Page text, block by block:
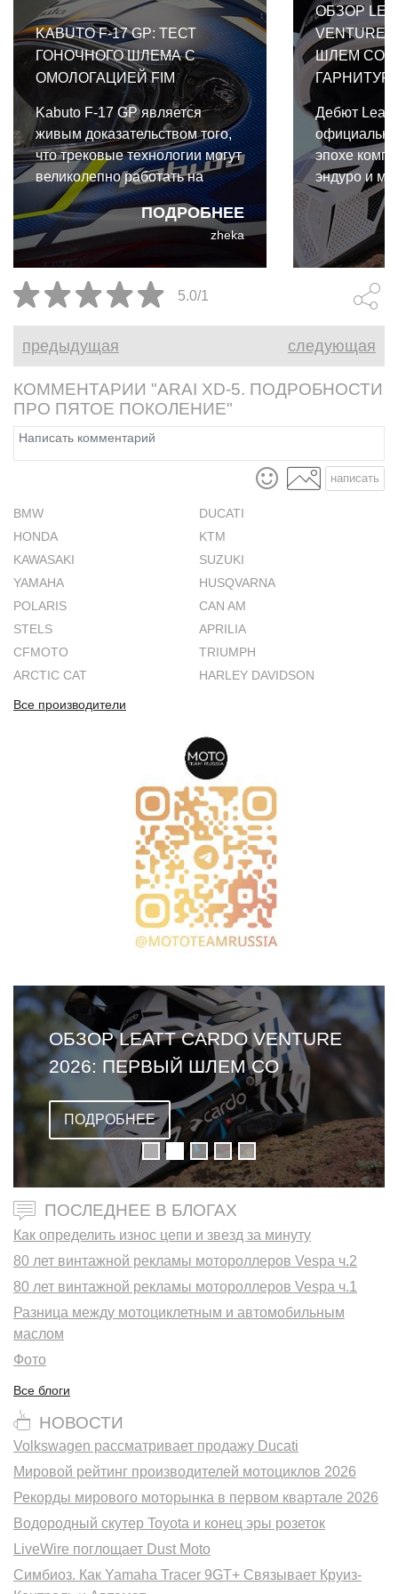
KABUTO F-17 GP: ТЕСТ
ГОНОЧНОГО ШЛЕМА С
ОМОЛОГАЦИЕЙ FIM
ПОДРОБНЕЕ
Kabuto F-17 GP является
живым доказательством того,
что трековые технологии могут
великолепно работать на
улице. И даже для такого
райдера выходного дня, как я,
преимущества Kabuto F-17 GP
абсолютно реальны и
неоспоримы.
zheka
ОБЗОР
VENTURE
ШЛЕМ СО
Дебют Leatt
эпохе
эндуро и
Cardo и
собой
бездорожья.
5.0/1
предыдущая следующая
КОММЕНТАРИИ "ARAI XD-5. ПОДРОБНОСТИ
ПРО ПЯТОЕ ПОКОЛЕНИЕ"
написать
BMW
DUCATI
HONDA
KTM
KAWASAKI
SUZUKI
YAMAHA
HUSQVARNA
POLARIS
CAN AM
STELS
APRILIA
CFMOTO
TRIUMPH
ARCTIC CAT
HARLEY DAVIDSON
Все производители
ОБЗОР LEATT CARDO VENTURE
2026: ПЕРВЫЙ ШЛЕМ СО
ВСТРОЕННОЙ ГАРНИТУРОЙ
ПОДРОБНЕЕ
ПОСЛЕДНЕЕ В БЛОГАХ
Как определить износ цепи и звезд за минуту
80 лет винтажной рекламы мотороллеров Vespa ч.2
80 лет винтажной рекламы мотороллеров Vespa ч.1
Разница между мотоциклетным и автомобильным
маслом
Фото
Все блоги
НОВОСТИ
Volkswagen рассматривает продажу Ducati
Мировой рейтинг производителей мотоциклов 2026
Рекорды мирового моторынка в первом квартале 2026
Водородный скутер Toyota и конец эры розеток
LiveWire поглощает Dust Moto
Симбиоз. Как Yamaha Tracer 9GT+ Связывает Круиз-